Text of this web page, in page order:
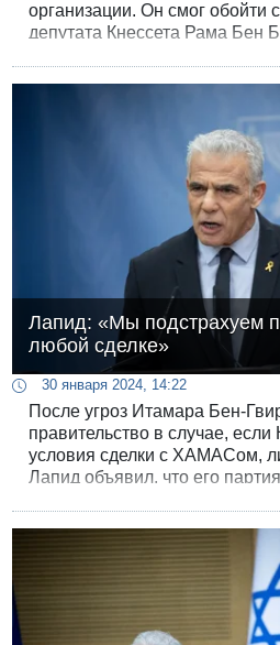
организации. Он смог обойти
депутата Кнессета Рама Бен
Лапид: «Мы подстрахуем
любой сделке»
30 января 2024, 14:22
После угроз Итамара Бен-
правительство в случае,
условия сделки с ХАМАСом,
Лапид объявил, что его
говорилось: «Мы подстрахуем
любой сделке, которая
родным».